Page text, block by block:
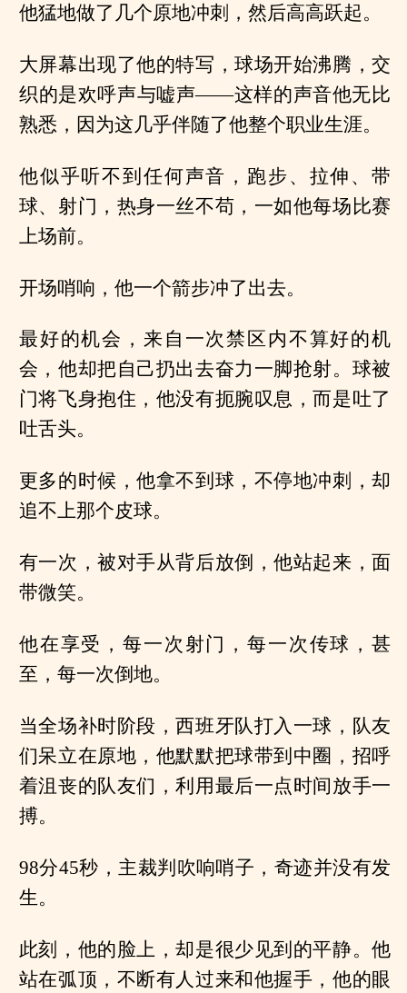
他猛地做了几个原地冲刺，然后高高跃起。
大屏幕出现了他的特写，球场开始沸腾，交
织的是欢呼声与嘘声——这样的声音他无比
熟悉，因为这几乎伴随了他整个职业生涯。
他似乎听不到任何声音，跑步、拉伸、带
球、射门，热身一丝不苟，一如他每场比赛
上场前。
开场哨响，他一个箭步冲了出去。
最好的机会，来自一次禁区内不算好的机
会，他却把自己扔出去奋力一脚抢射。球被
门将飞身抱住，他没有扼腕叹息，而是吐了
吐舌头。
更多的时候，他拿不到球，不停地冲刺，却
追不上那个皮球。
有一次，被对手从背后放倒，他站起来，面
带微笑。
他在享受，每一次射门，每一次传球，甚
至，每一次倒地。
当全场补时阶段，西班牙队打入一球，队友
们呆立在原地，他默默把球带到中圈，招呼
着沮丧的队友们，利用最后一点时间放手一
搏。
98分45秒，主裁判吹响哨子，奇迹并没有发
生。
此刻，他的脸上，却是很少见到的平静。他
站在弧顶，不断有人过来和他握手，他的眼